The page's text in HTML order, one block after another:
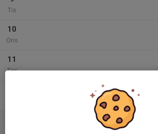
Tis
10
Ons
11
Tor